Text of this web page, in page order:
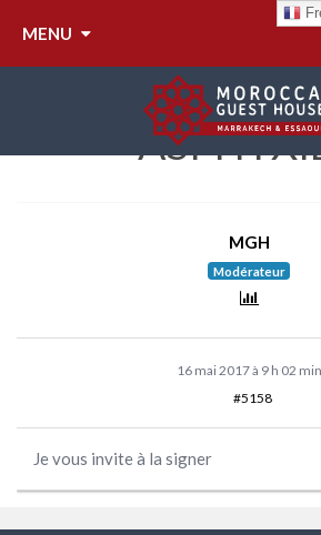
MENU
SAUVONS LA
DE
MGH
Modérateur
16 mai 2017 à 9 h 02 min
#5158
Je vous invite à la signer